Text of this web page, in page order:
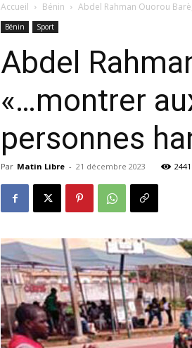
Accueil Bénin Abdel Rahman Ouorou
Bénin Sport
Abdel
«…montrer
personnes
Par Matin Libre - 21 décembre 2023 2441